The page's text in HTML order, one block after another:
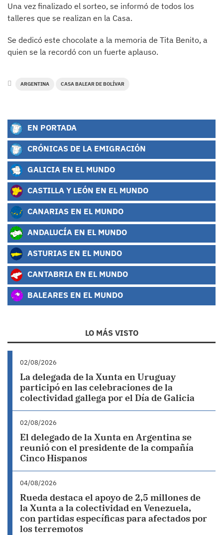
Una vez finalizado el sorteo, se informó de todos los
talleres que se realizan en la Casa.
Se dedicó este chocolate a la memoria de Tita Benito, a
quien se la recordó con un fuerte aplauso.
ARGENTINA CASA BALEAR DE BOLÍVAR
EN PORTADA
CRÓNICAS DE LA EMIGRACIÓN
GALICIA EN EL MUNDO
CASTILLA Y LEÓN EN EL MUNDO
CANARIAS EN EL MUNDO
ANDALUCÍA EN EL MUNDO
ASTURIAS EN EL MUNDO
CANTABRIA EN EL MUNDO
BALEARES EN EL MUNDO
LO MÁS VISTO
02/08/2026
La delegada de la Xunta en Uruguay
participó en las celebraciones de la
colectividad gallega por el Día de Galicia
02/08/2026
El delegado de la Xunta en Argentina se
reunió con el presidente de la compañía
Cinco Hispanos
04/08/2026
Rueda destaca el apoyo de 2,5 millones de
la Xunta a la colectividad en Venezuela,
con partidas específicas para afectados por
los terremotos